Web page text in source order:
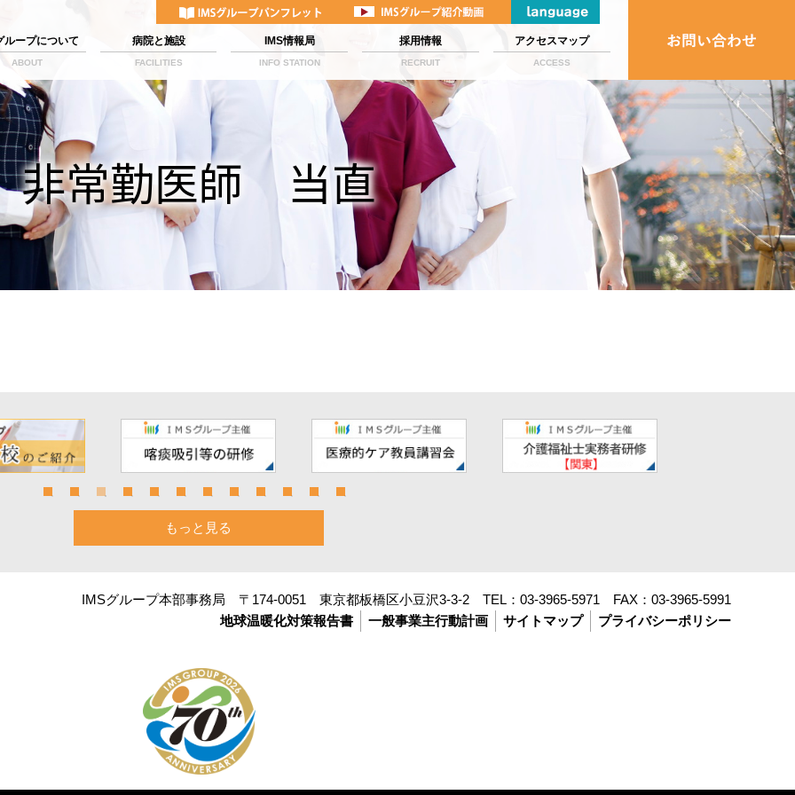
ループについて
ABOUT
病院と施設
FACILITIES
IMS情報局
INFO STATION
採用情報
RECRUIT
アクセスマップ
ACCESS
非常勤医師 当直
もっと見る
IMSグループ本部事務局 〒174-0051 東京都板橋区小豆沢3-3-2 TEL： 03-3965-5971 FAX： 03-3965-5991
地球温暖化対策報告書
一般事業主行動計画 サイトマップ プライバシーポリシー